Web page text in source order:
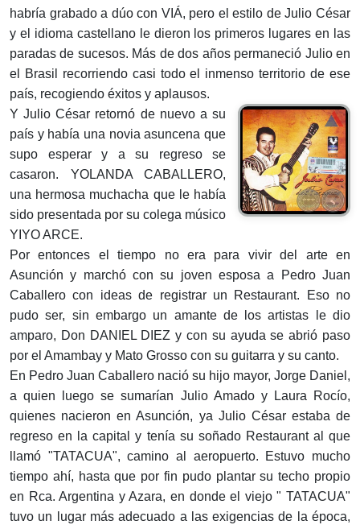
habría grabado a dúo con VIÁ, pero el estilo de Julio César
y el idioma castellano le dieron los primeros lugares en las
paradas de sucesos. Más de dos años permaneció Julio en
el Brasil recorriendo casi todo el inmenso territorio de ese
país, recogiendo éxitos y aplausos.
Y Julio César retornó de nuevo a su
país y había una novia asuncena que
supo esperar y a su regreso se
casaron. YOLANDA CABALLERO,
una hermosa muchacha que le había
sido presentada por su colega músico
YIYO ARCE.
Por entonces el tiempo no era para vivir del arte en
Asunción y marchó con su joven esposa a Pedro Juan
Caballero con ideas de registrar un Restaurant. Eso no
pudo ser, sin embargo un amante de los artistas le dio
amparo, Don DANIEL DIEZ y con su ayuda se abrió paso
por el Amambay y Mato Grosso con su guitarra y su canto.
En Pedro Juan Caballero nació su hijo mayor, Jorge Daniel,
a quien luego se sumarían Julio Amado y Laura Rocío,
quienes nacieron en Asunción, ya Julio César estaba de
regreso en la capital y tenía su soñado Restaurant al que
llamó "TATACUA", camino al aeropuerto. Estuvo mucho
tiempo ahí, hasta que por fin pudo plantar su techo propio
en Rca. Argentina y Azara, en donde el viejo " TATACUA"
tuvo un lugar más adecuado a las exigencias de la época,